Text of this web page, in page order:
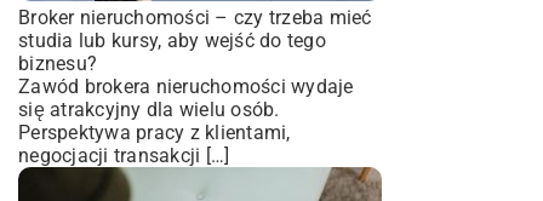
Broker nieruchomości – czy trzeba mieć
studia lub kursy, aby wejść do tego
biznesu?
Zawód brokera nieruchomości wydaje
się atrakcyjny dla wielu osób.
Perspektywa pracy z klientami,
negocjacji transakcji […]